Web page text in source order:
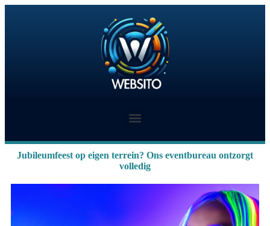
Jubileumfeest op eigen terrein? Ons eventbureau ontzorgt
volledig